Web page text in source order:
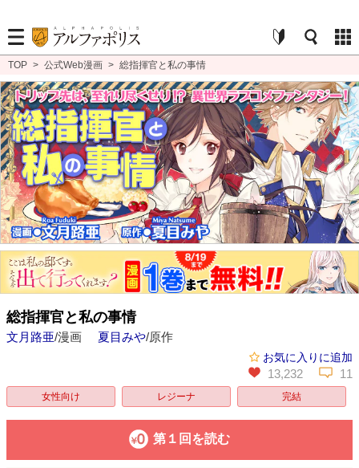
TOP > 公式Web漫画 > 総指揮官と私の事情
総指揮官と私の事情
文月路亜/漫画 夏目みや/原作
お気に入りに追加
13,232 11
女性向け レジーナ 完結
第１回を読む